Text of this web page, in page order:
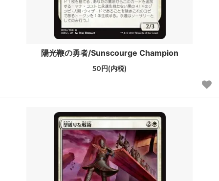
陽光鞭の勇者/Sunscourge Champion
50円(内税)